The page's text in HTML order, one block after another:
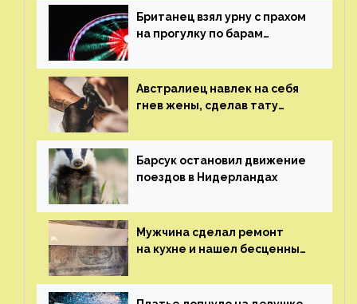
Британец взял урну с прахом
на прогулку по барам
Австралиец навлек на себя
гнев жены, сделав тату
Барсук остановил движение
поездов в Нидерландах
Мужчина сделал ремонт
на кухне и нашел бесценные